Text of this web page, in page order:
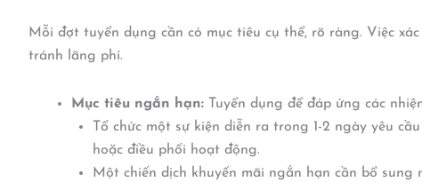
Mỗi đợt tuyển dụng cần có mục tiêu cụ thể, rõ ràng. Việc
tránh lãng phí.
Mục tiêu ngắn hạn: Tuyển dụng để đáp ứng các
Tổ chức một sự kiện diễn ra trong 1-2 ngày yêu
hoặc điều phối hoạt động.
Một chiến dịch khuyến mãi ngắn hạn cần bổ